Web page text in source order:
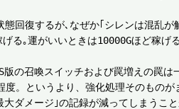
回復するが､なぜか｢シレンは混乱が
る｡運がいいときは10000Gほど稼げ
の召喚スイッチおよび罠増えの罠は
。というより、強化処理そのものが
ダメージ｣の記録が減ってしまうこ